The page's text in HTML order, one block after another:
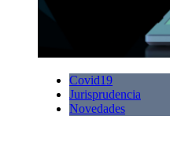
Covid19
Jurisprudencia
Novedades